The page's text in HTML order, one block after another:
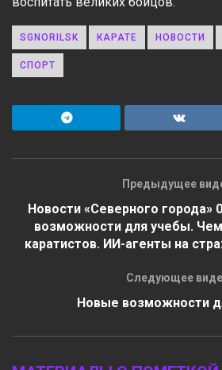
SGNORILSK КАРАТЕ НОВОСТИ
СПОРТ
Предыдущее
Новости «Северного города»
возможности для учебы.
каратистов. ИИ-агенты на
Следующее
Новые возможности